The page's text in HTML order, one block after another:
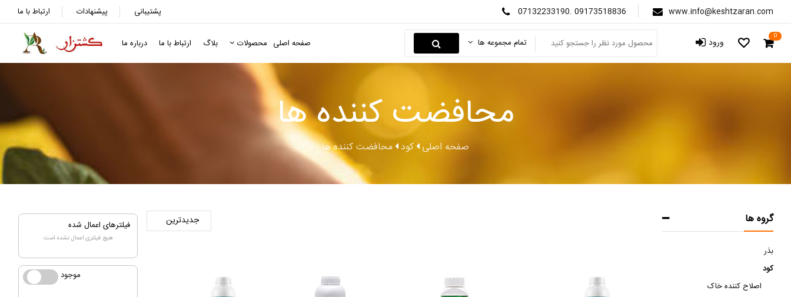
ارتباط با ما پیشنهادات پشتیبانی 07132233190. 09173518836 www.info@keshtzaran.com
صفحه اصلی محصولات بلاگ ارتباط با ما درباره ما تمام مجموعه ها ورود 0
محافضت کننده ها
صفحه اصلی کود محافضت کننده ها
فیلترهای اعمال شده
هیچ فیلتری اعمال نشده است
موجود موجود
گروه ها
بذر
کود
اصلاح کننده خاک